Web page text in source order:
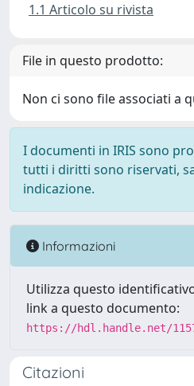
1.1 Articolo su rivista
File in questo prodotto:
Non ci sono file associati a
I documenti in IRIS sono
tutti i diritti sono riservati,
indicazione.
Informazioni
Utilizza questo
link a questo documento:
https://hdl.handle.net/
Citazioni